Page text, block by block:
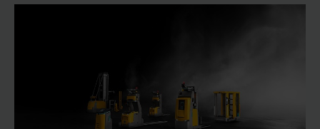
Automatisation avec des composants
matières premières, au bon moment, au bon endroit, dans la
bonne quantité, dans la bonne qualité et au bon coût. Votre
logistique demeure ainsi aussi singulière que votre
entreprise et vos clients. De même, les solutions standard